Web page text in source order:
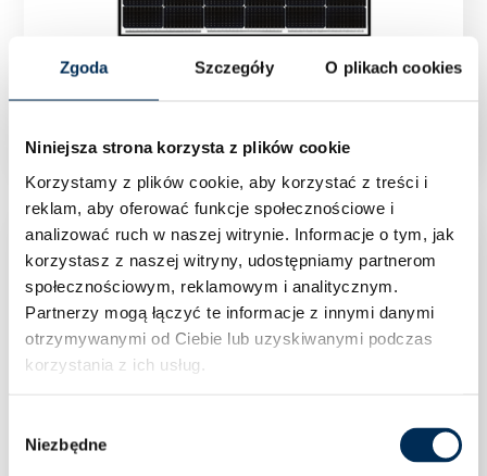
Zgoda Szczegóły O plikach cookies
Niniejsza strona korzysta z plików cookie
Korzystamy z plików cookie, aby korzystać z treści i
reklam, aby oferować funkcje społecznościowe i
analizować ruch w naszej witrynie. Informacje o tym, jak
korzystasz z naszej witryny, udostępniamy partnerom
społecznościowym, reklamowym i analitycznym.
Partnerzy mogą łączyć te informacje z innymi danymi
otrzymywanymi od Ciebie lub uzyskiwanymi podczas
korzystania z ich usług.
zgody
Niezbędne
Moduł fotowoltaiczny Canadian Solar HiKu6
CS6L-455MS 455 W Mono PERC Czarna Rama